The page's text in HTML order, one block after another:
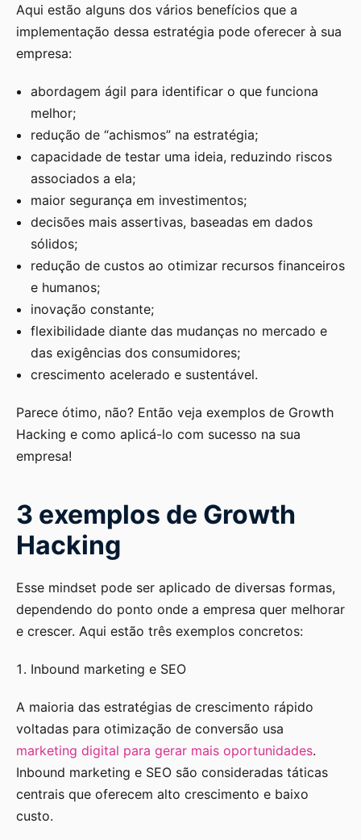
Aqui estão alguns dos vários benefícios que a
implementação dessa estratégia pode oferecer à sua
empresa:
abordagem ágil para identificar o que funciona
melhor;
redução de “achismos” na estratégia;
capacidade de testar uma ideia, reduzindo riscos
associados a ela;
maior segurança em investimentos;
decisões mais assertivas, baseadas em dados
sólidos;
redução de custos ao otimizar recursos financeiros
e humanos;
inovação constante;
flexibilidade diante das mudanças no mercado e
das exigências dos consumidores;
crescimento acelerado e sustentável.
Parece ótimo, não? Então veja exemplos de Growth
Hacking e como aplicá-lo com sucesso na sua
empresa!
3 exemplos de Growth
Hacking
Esse mindset pode ser aplicado de diversas formas,
dependendo do ponto onde a empresa quer melhorar
e crescer. Aqui estão três exemplos concretos:
Inbound marketing e SEO
A maioria das estratégias de crescimento rápido
voltadas para otimização de conversão usa
marketing digital para gerar mais oportunidades.
Inbound marketing e SEO são consideradas táticas
centrais que oferecem alto crescimento e baixo
custo.